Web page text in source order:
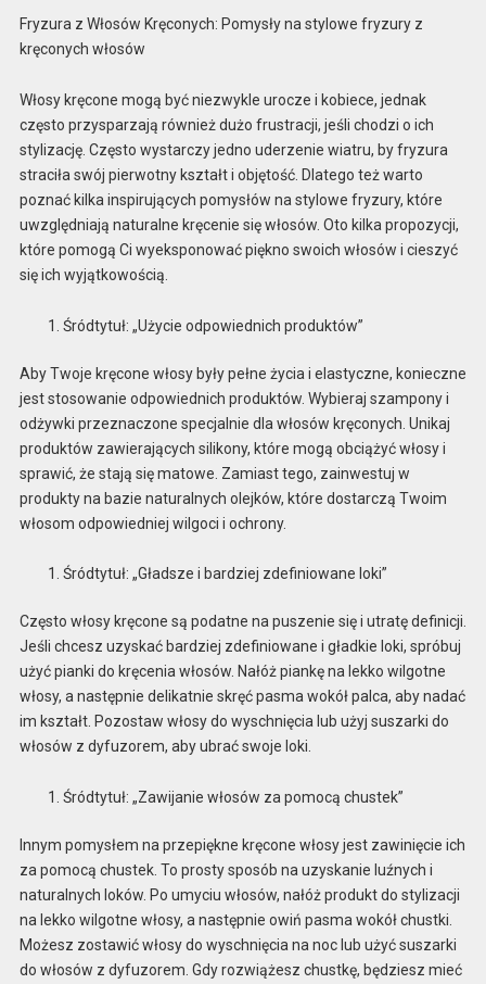
Fryzura z Włosów Kręconych: Pomysły na stylowe fryzury z
kręconych włosów
Włosy kręcone mogą być niezwykle urocze i kobiece, jednak
często przysparzają również dużo frustracji, jeśli chodzi o ich
stylizację. Często wystarczy jedno uderzenie wiatru, by fryzura
straciła swój pierwotny kształt i objętość. Dlatego też warto
poznać kilka inspirujących pomysłów na stylowe fryzury, które
uwzględniają naturalne kręcenie się włosów. Oto kilka propozycji,
które pomogą Ci wyeksponować piękno swoich włosów i cieszyć
się ich wyjątkowością.
Śródtytuł: „Użycie odpowiednich produktów”
Aby Twoje kręcone włosy były pełne życia i elastyczne, konieczne
jest stosowanie odpowiednich produktów. Wybieraj szampony i
odżywki przeznaczone specjalnie dla włosów kręconych. Unikaj
produktów zawierających silikony, które mogą obciążyć włosy i
sprawić, że stają się matowe. Zamiast tego, zainwestuj w
produkty na bazie naturalnych olejków, które dostarczą Twoim
włosom odpowiedniej wilgoci i ochrony.
Śródtytuł: „Gładsze i bardziej zdefiniowane loki”
Często włosy kręcone są podatne na puszenie się i utratę definicji.
Jeśli chcesz uzyskać bardziej zdefiniowane i gładkie loki, spróbuj
użyć pianki do kręcenia włosów. Nałóż piankę na lekko wilgotne
włosy, a następnie delikatnie skręć pasma wokół palca, aby nadać
im kształt. Pozostaw włosy do wyschnięcia lub użyj suszarki do
włosów z dyfuzorem, aby ubrać swoje loki.
Śródtytuł: „Zawijanie włosów za pomocą chustek”
Innym pomysłem na przepiękne kręcone włosy jest zawinięcie ich
za pomocą chustek. To prosty sposób na uzyskanie luźnych i
naturalnych loków. Po umyciu włosów, nałóż produkt do stylizacji
na lekko wilgotne włosy, a następnie owiń pasma wokół chustki.
Możesz zostawić włosy do wyschnięcia na noc lub użyć suszarki
do włosów z dyfuzorem. Gdy rozwiążesz chustkę, będziesz mieć